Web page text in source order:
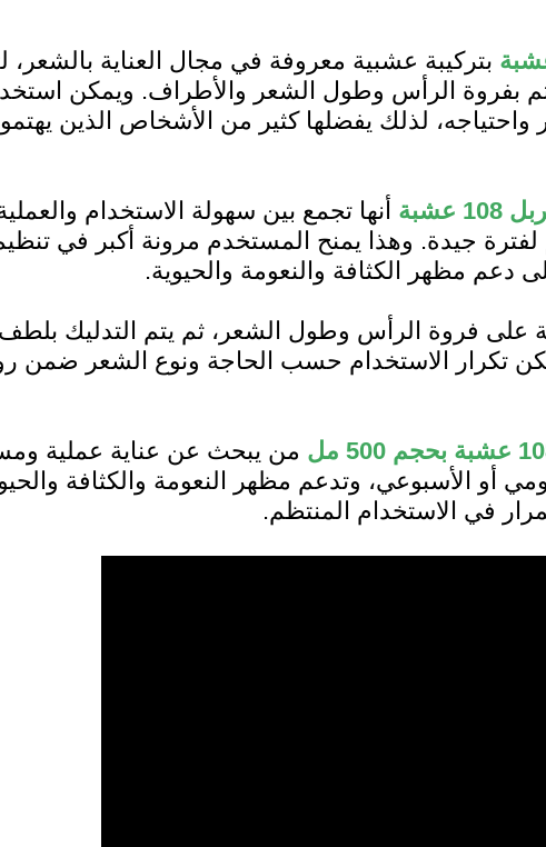
بتركيبة عشبية معروفة في مجال العناية بالشعر،
بفروة الرأس وطول الشعر والأطراف. ويمكن
لذلك يفضلها كثير من الأشخاص الذين
أنها تجمع بين سهولة الاستخدام
لفترة جيدة. وهذا يمنح المستخدم مرونة أكبر في تنظيم
مظهر الكثافة والنعومة والحيوية.
على فروة الرأس وطول الشعر، ثم يتم التدليك
تكرار الاستخدام حسب الحاجة ونوع الشعر ضمن
من يبحث عن عناية عملية
أو الأسبوعي، وتدعم مظهر النعومة والكثافة
في الاستخدام المنتظم.